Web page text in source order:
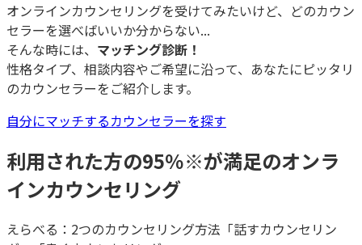
オンラインカウンセリングを受けてみたいけど、どのカウン
セラーを選べばいいか分からない...
そんな時には、 マッチング診断！
性格タイプ、相談内容やご希望に沿って、あなたにピッタリ
のカウンセラーをご紹介します。
自分にマッチするカウンセラーを探す
利用された方の95％※が満足のオンラ
インカウンセリング
えらべる：2つのカウンセリング方法「話すカウンセリン